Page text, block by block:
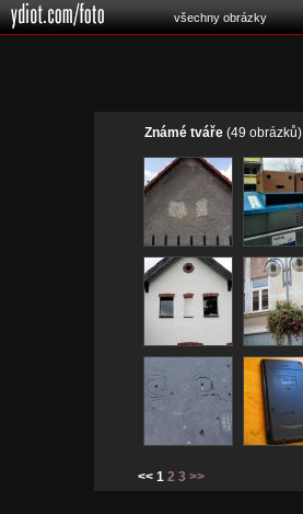
všechny obrázky
Známé tváře (49 obrázků)
<< 1 2 3 >>